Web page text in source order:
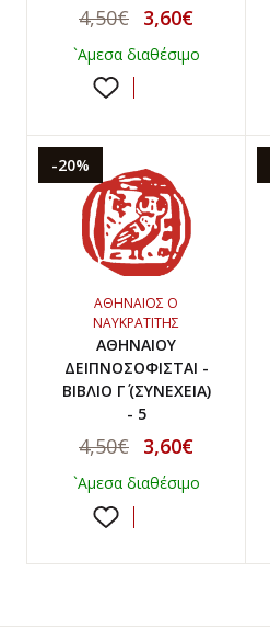
4,50€ 3,60€
`Αμεσα διαθέσιμο
-20%
ΑΘΗΝΑΙΟΣ Ο
ΝΑΥΚΡΑΤΙΤΗΣ
ΑΘΗΝΑΙΟΥ
ΔΕΙΠΝΟΣΟΦΙΣΤΑΙ -
ΒΙΒΛΙΟ Γ΄ (ΣΥΝΕΧΕΙΑ)
- 5
4,50€ 3,60€
`Αμεσα διαθέσιμο